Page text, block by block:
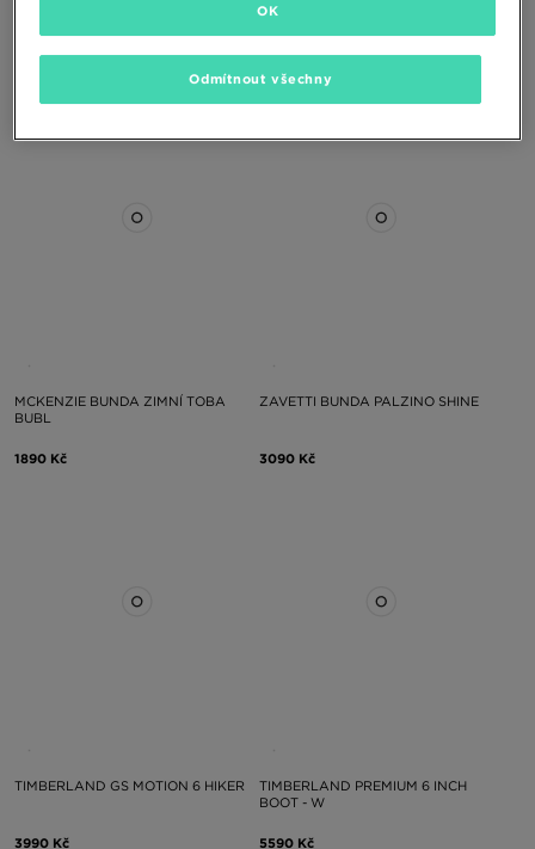
WJACKET
THE NORTH FACE BUNDA ZIMNÍ
NUPTSE BLUE
8490 Kč
MCKENZIE BUNDA ZIMNÍ TOBA
BUBL
1890 Kč
ZAVETTI BUNDA PALZINO SHINE
3090 Kč
TIMBERLAND GS MOTION 6 HIKER
3990 Kč
TIMBERLAND PREMIUM 6 INCH
BOOT - W
5590 Kč
Odmítnout všechny
OK